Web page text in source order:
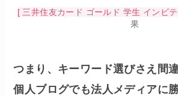
[ 三井住友カード ゴールド 学生 インビ
果
つまり、キーワード選びさえ間
個人ブログでも法人メディアに